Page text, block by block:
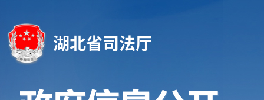
湖北省司法厅